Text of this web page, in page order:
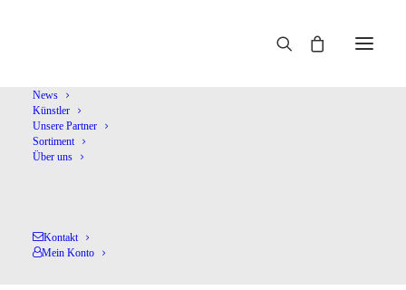
News
Künstler
Unsere Partner
Sortiment
Über uns
Kontakt
Mein Konto
Porter,V.